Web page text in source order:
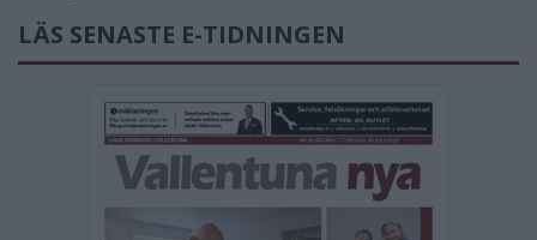
LÄS SENASTE E-TIDNINGEN